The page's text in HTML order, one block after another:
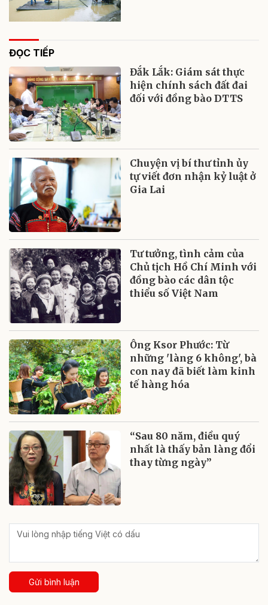
ĐỌC TIẾP
Đắk Lắk: Giám sát thực
hiện chính sách đất đai
đối với đồng bào DTTS
Chuyện vị bí thư tỉnh ủy
tự viết đơn nhận kỷ luật ở
Gia Lai
Tư tưởng, tình cảm của
Chủ tịch Hồ Chí Minh với
đồng bào các dân tộc
thiểu số Việt Nam
Ông Ksor Phước: Từ
những 'làng 6 không', bà
con nay đã biết làm kinh
tế hàng hóa
“Sau 80 năm, điều quý
nhất là thấy bản làng đổi
thay từng ngày”
Gửi bình luận